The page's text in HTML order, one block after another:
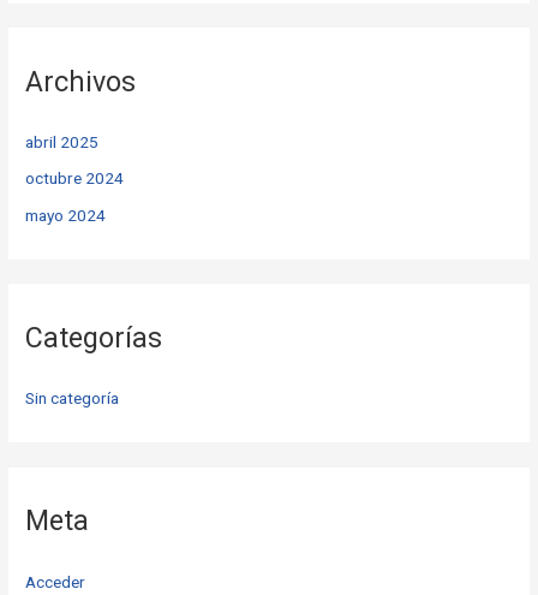
Archivos
abril 2025
octubre 2024
mayo 2024
Categorías
Sin categoría
Meta
Acceder